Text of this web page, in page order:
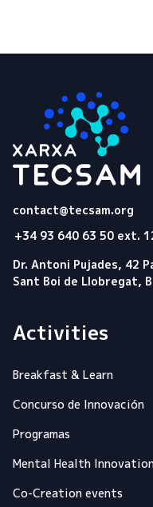
contact@tecsam.org
+34 93 640 63 50 ext.
Dr. Antoni Pujades, 42
Sant Boi de Llobregat,
Activities
Breakfast & Learn
Concurso de Innovación
Programas
Mental Health
Co-Creation events